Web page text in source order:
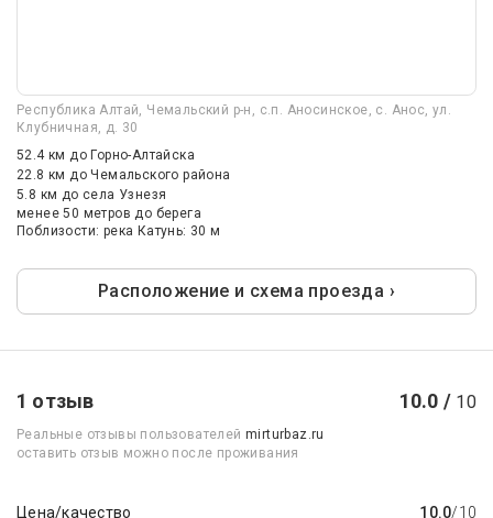
Республика Алтай, Чемальский р-н, с.п. Аносинское, с. Анос, ул.
Клубничная, д. 30
52.4 кмдо Горно-Алтайска
22.8 кмдо Чемальского района
5.8 км до села Узнезя
менее 50 метров до берега
Поблизости: река Катунь: 30 м
Расположение и схема проезда ›
1 отзыв 10.0 / 10
Реальные отзывы пользователейmirturbaz.ru
оставить отзыв можно после проживания
Цена/качество 10.0/10